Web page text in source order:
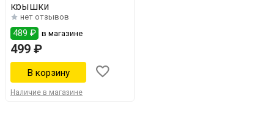
крышки
нет отзывов
489 ₽ в магазине
499 ₽
Наличие в магазине